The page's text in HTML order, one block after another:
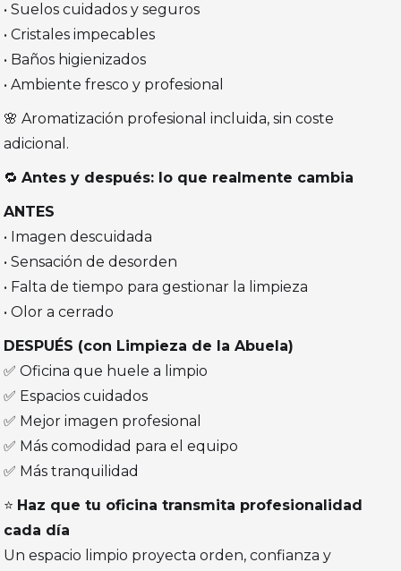
• Suelos cuidados y seguros
• Cristales impecables
• Baños higienizados
• Ambiente fresco y profesional
🌸 Aromatización profesional incluida, sin coste
adicional.
🔁Antes y después: lo que realmente cambia
ANTES
• Imagen descuidada
• Sensación de desorden
• Falta de tiempo para gestionar la limpieza
• Olor a cerrado
DESPUÉS (con Limpieza de la Abuela)
✅ Oficina que huele a limpio
✅ Espacios cuidados
✅ Mejor imagen profesional
✅ Más comodidad para el equipo
✅ Más tranquilidad
⭐ Haz que tu oficina transmita profesionalidad
cada día
Un espacio limpio proyecta orden, confianza y